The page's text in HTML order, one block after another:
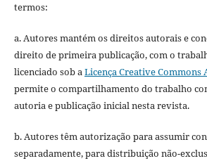
termos:
a. Autores mantém os direitos autorais e
direito de primeira publicação, com o
licenciado sob aLicença Creative
permite o compartilhamento do trabalho
autoria e publicação inicial nesta revista.
b. Autores têm autorização para assumir
separadamente, para distribuição não-